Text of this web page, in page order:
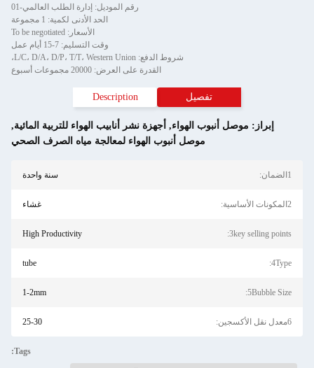
رقم الموديل: إدارة الطلب العالمي-01
الحد الأدنى لكمية: 1 مجموعة
الأسعار: To be negotiated
وقت التسليم: 7-15 أيام عمل
شروط الدفع: L/C، D/A، D/P، T/T، Western Union،
القدرة على العرض: 20000 مجموعات أسبوع
تفصيل Description
إبراز: موصل أنبوب الهواء, أجهزة نشر أنابيب الهواء للتربية المائية,
موصل أنبوب الهواء لمعالجة مياه الصرف الصحي
1الضمان: سنة واحدة
2المكونات الأساسية: غشاء
3key selling points:
High Productivity
4Type:
tube
5Bubble Size:
1-2mm
6معدل نقل الأكسجين: 25-30
Tags: